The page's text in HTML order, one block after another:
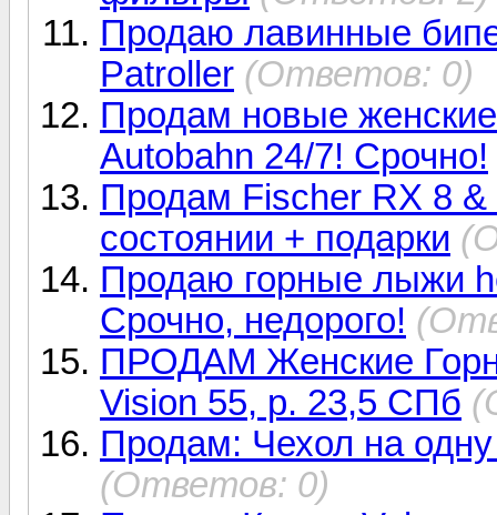
Продаю лавинные
Patroller (Ответов: 0)
Продам новые
Autobahn 24/7! Срочно!
Продам Fischer RX 8
состоянии + подарки
Продаю горные лыжи
Срочно, недорого!
ПРОДАМ Женские
Vision 55, р. 23,5 СПб
Продам: Чехол на
(Ответов: 0)